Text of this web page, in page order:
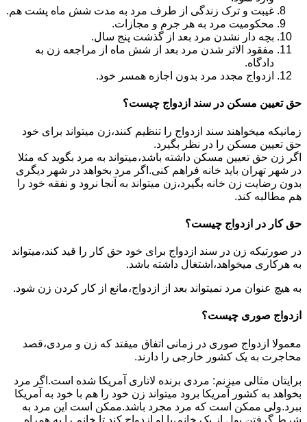
غیبت و ترک زندگی از طرف مرد به مدت شش ماه پشت هم.
محکومیت مرد به هر جرم و مجازات.
بچه دار نشدن مرد بعد از گذشت پنج سال.
مفقود الاثر شدن مرد بعد از شش ماه از مراجعه زن به
دادگاه.
ازدواج مجدد مرد بدون اجازه همسر خود.
حق تعیین مسکن در سند ازدواج چیست؟
زمانیکه میخواهند سند ازدواج را تنظیم کنند،زن میتواند برای خود
حق تعیین مسکن را در نظر بگیرد.
اگر زن حق تعیین مسکن داشته باشد،میتواند به مرد بگوید که مثلا
در شهر تهران باید خانه فراهم کنی.اگر مرد بخواهد در شهر دیگری
بدون رضایت زن خانه بگیرد،زن میتواند به آنجا نرود و نفقه خود را
هم مطالبه کند.
حق کار در ازدواج چیست؟
در صورتیکه زن در سند ازدواج برای خود حق کار را قید کند،میتواند
به هرکاری میخواهد،اشتغال داشته باشد.
به هیچ عنوان مرد نمیتواند بعد از ازدواج،مانع از کار کردن زن شود.
ازدواج صوری چیست؟
معمولا ازدواج صوری در زمانی اتفاق میفتد که زن و مردی،قصد
محاجرت به یک کشور خارجی را دارند.
برایتان مثالی میزنم: مردی برنده لاتاری آمریکا شده است.اگر مرد
بخواهد به کشور آمریکا برود میتواند زن خود را هم با خود به آمریکا
ببرد.ولی ممکن است که مرد مجرد باشد.ممکن است این مرد به
شرط گرفتن پول از یک خانم،با او ازدواج کند تا خانم را به همراه